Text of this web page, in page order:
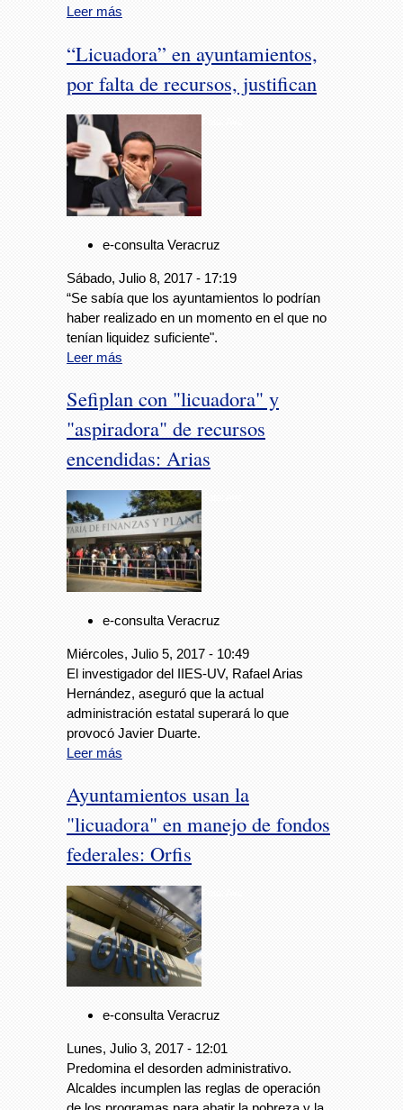
Leer más
“Licuadora” en ayuntamientos,
por falta de recursos, justifican
e-consulta Veracruz
Sábado, Julio 8, 2017 - 17:19
“Se sabía que los ayuntamientos lo podrían
haber realizado en un momento en el que no
tenían liquidez suficiente".
Leer más
Sefiplan con "licuadora" y
"aspiradora" de recursos
encendidas: Arias
e-consulta Veracruz
Miércoles, Julio 5, 2017 - 10:49
El investigador del IIES-UV, Rafael Arias
Hernández, aseguró que la actual
administración estatal superará lo que
provocó Javier Duarte.
Leer más
Ayuntamientos usan la
"licuadora" en manejo de fondos
federales: Orfis
e-consulta Veracruz
Lunes, Julio 3, 2017 - 12:01
Predomina el desorden administrativo.
Alcaldes incumplen las reglas de operación